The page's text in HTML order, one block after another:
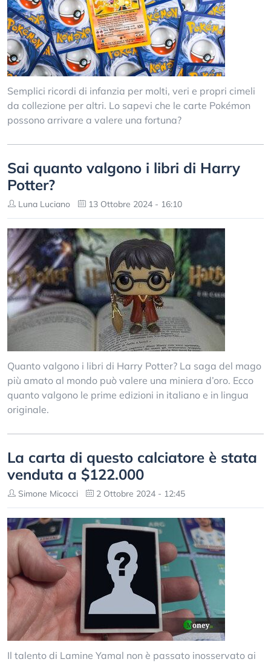
Semplici ricordi di infanzia per molti, veri e propri cimeli
da collezione per altri. Lo sapevi che le carte Pokémon
possono arrivare a valere una fortuna?
Sai quanto valgono i libri di Harry
Potter?
Luna Luciano 13 Ottobre 2024 - 16:10
Quanto valgono i libri di Harry Potter? La saga del mago
più amato al mondo può valere una miniera d’oro. Ecco
quanto valgono le prime edizioni in italiano e in lingua
originale.
La carta di questo calciatore è stata
venduta a $122.000
Simone Micocci 2 Ottobre 2024 - 12:45
Il talento di Lamine Yamal non è passato inosservato ai